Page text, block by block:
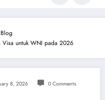
Blog
Visa untuk WNI pada 2026
8, 2026 0 Comments